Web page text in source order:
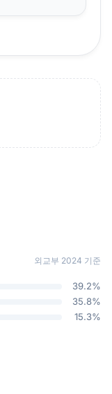
외교부 2024 기준
39.2%
35.8%
15.3%